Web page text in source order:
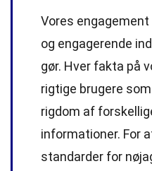
Vores
og engagerende
gør. Hver fakta på
rigtige brugere
rigdom af
informationer. For
standarder for